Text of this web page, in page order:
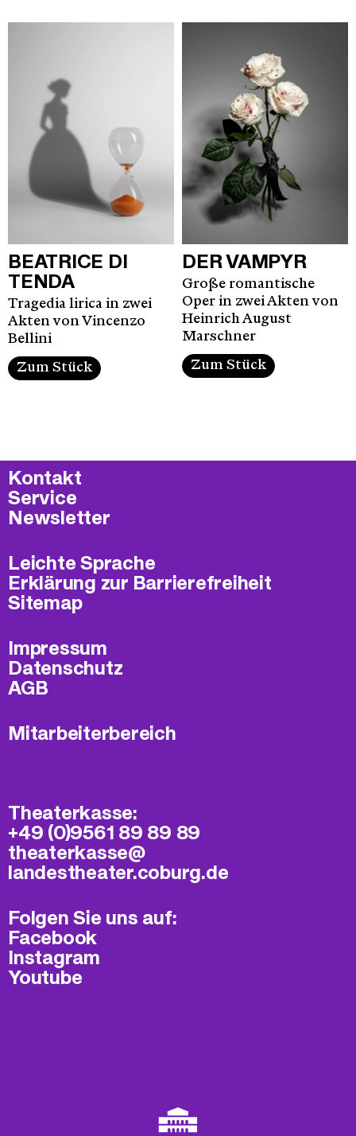
BEATRICE DI
TENDA
Tragedia lirica in zwei
Akten von Vincenzo
Bellini
Zum Stück
DER VAMPYR
Große romantische
Oper in zwei Akten von
Heinrich August
Marschner
Zum Stück
Kontakt
Service
Newsletter
Leichte Sprache
Erklärung zur Barrierefreiheit
Sitemap
Impressum
Datenschutz
AGB
Mitarbeiterbereich
Theaterkasse:
+49 (0)9561 89 89 89
theaterkasse@​
landestheater.coburg.de
Folgen Sie uns auf:
Facebook
Instagram
Youtube